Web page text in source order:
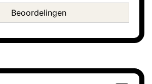
Beoordelingen